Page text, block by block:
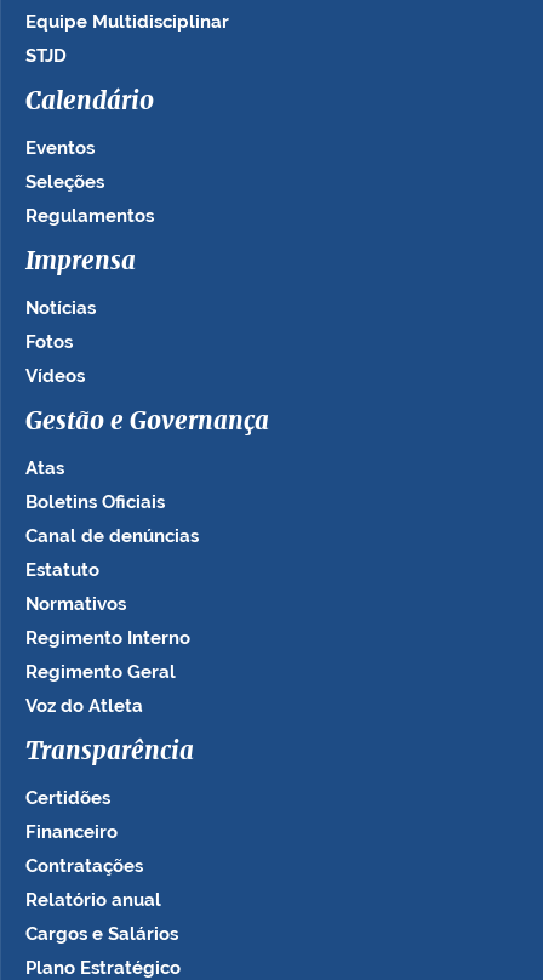
Equipe Multidisciplinar
STJD
Calendário
Eventos
Seleções
Regulamentos
Imprensa
Notícias
Fotos
Vídeos
Gestão e Governança
Atas
Boletins Oficiais
Canal de denúncias
Estatuto
Normativos
Regimento Interno
Regimento Geral
Voz do Atleta
Transparência
Certidões
Financeiro
Contratações
Relatório anual
Cargos e Salários
Plano Estratégico